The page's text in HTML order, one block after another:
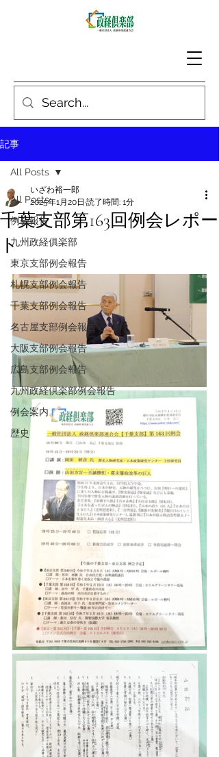
記事
All Posts
例会報告
九州政経俱楽部
東京支部例会報告
札幌支部例会報告
千葉支部例会報告
名古屋支部例会報告
大阪支部例会報告
広島支部例会報告
九州政経倶楽部例会報告
例会案内
歴史
All Posts
千葉支部第163回例会レポー
ト
いざわ裕一郎
2025年1月20日 読了時間: 1分